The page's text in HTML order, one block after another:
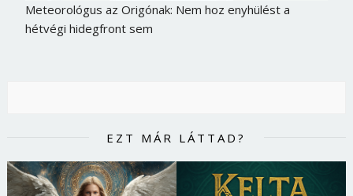
Meteorológus az Origónak: Nem hoz enyhülést a
hétvégi hidegfront sem
EZT MÁR LÁTTAD?